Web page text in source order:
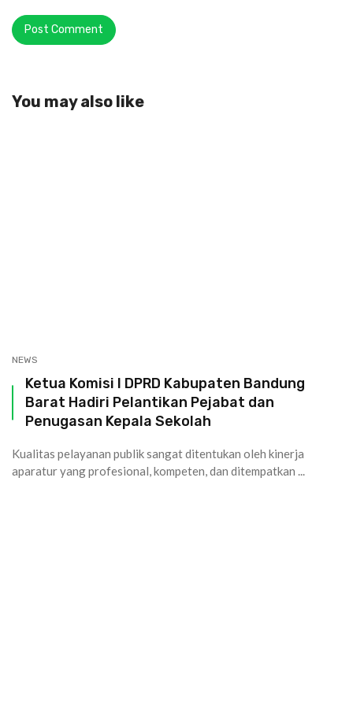
You may also like
NEWS
Ketua Komisi I DPRD Kabupaten Bandung
Barat Hadiri Pelantikan Pejabat dan
Penugasan Kepala Sekolah
Kualitas pelayanan publik sangat ditentukan oleh kinerja
aparatur yang profesional, kompeten, dan ditempatkan ...